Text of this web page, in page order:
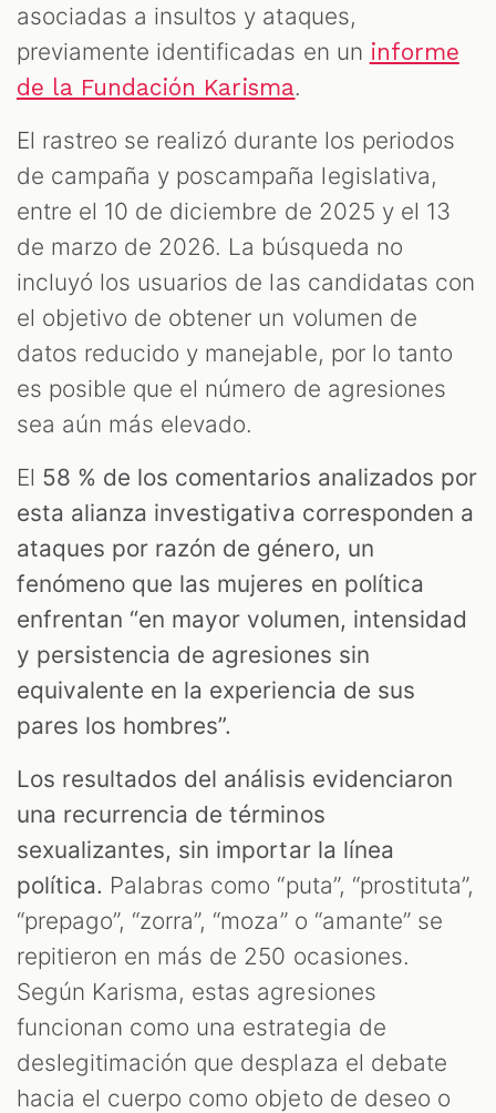
asociadas a insultos y ataques,
previamente identificadas en un informe
de la Fundación Karisma.
El rastreo se realizó durante los periodos
de campaña y poscampaña legislativa,
entre el 10 de diciembre de 2025 y el 13
de marzo de 2026. La búsqueda no
incluyó los usuarios de las candidatas con
el objetivo de obtener un volumen de
datos reducido y manejable, por lo tanto
es posible que el número de agresiones
sea aún más elevado.
El 58 % de los comentarios analizados por
esta alianza investigativa corresponden a
ataques por razón de género, un
fenómeno que las mujeres en política
enfrentan “en mayor volumen, intensidad
y persistencia de agresiones sin
equivalente en la experiencia de sus
pares los hombres”.
Los resultados del análisis evidenciaron
una recurrencia de términos
sexualizantes, sin importar la línea
política. Palabras como “puta”, “prostituta”,
“prepago”, “zorra”, “moza” o “amante” se
repitieron en más de 250 ocasiones.
Según Karisma, estas agresiones
funcionan como una estrategia de
deslegitimación que desplaza el debate
hacia el cuerpo como objeto de deseo o